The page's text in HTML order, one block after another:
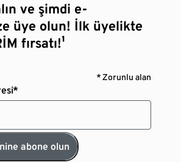
ve şimdi e-
üye olun! İlk üyelikte
fırsatı!¹
* Zorunlu alan
abone olun